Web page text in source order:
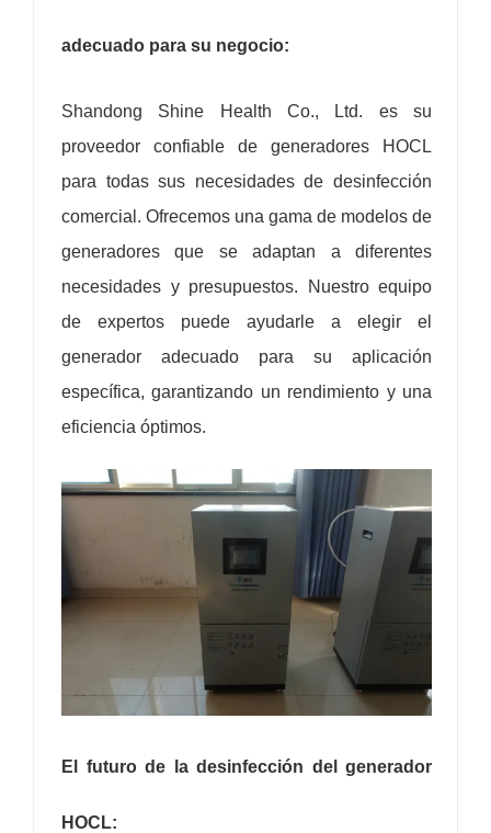
adecuado para su negocio:
Shandong Shine Health Co., Ltd. es su
proveedor confiable de generadores HOCL
para todas sus necesidades de desinfección
comercial. Ofrecemos una gama de modelos de
generadores que se adaptan a diferentes
necesidades y presupuestos. Nuestro equipo
de expertos puede ayudarle a elegir el
generador adecuado para su aplicación
específica, garantizando un rendimiento y una
eficiencia óptimos.
El futuro de la desinfección del generador
HOCL: